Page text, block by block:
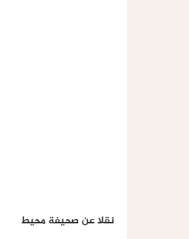
نقلا عن صحيفة محيط